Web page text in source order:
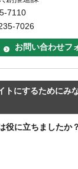
7110
7026
トにするためにみ
役に立ちましたか？